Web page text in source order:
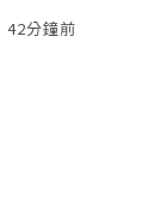
42分鐘前